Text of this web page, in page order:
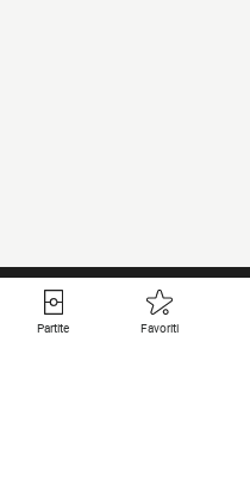
Partite Favoriti